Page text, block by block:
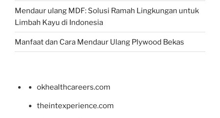
Mendaur ulang MDF: Solusi Ramah Lingkungan untuk
Limbah Kayu di Indonesia
Manfaat dan Cara Mendaur Ulang Plywood Bekas
okhealthcareers.com
theintexperience.com